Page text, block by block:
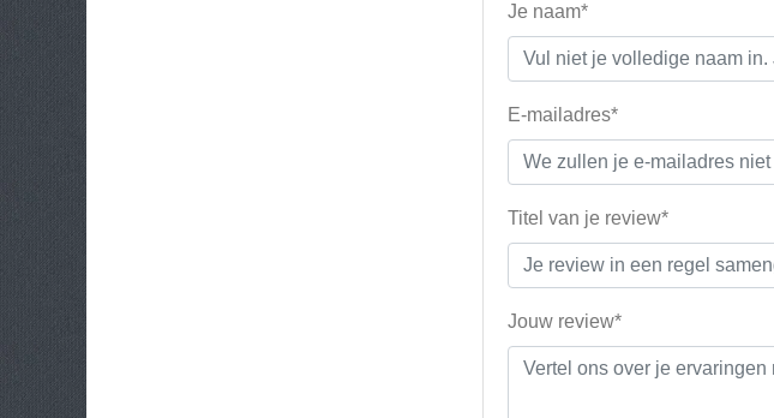
Je naam*
E-mailadres*
Titel van je review*
Jouw review*